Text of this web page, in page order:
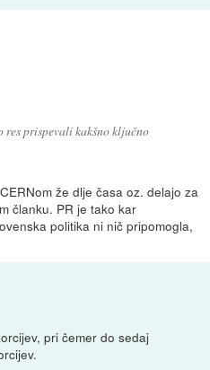
res prispevali kakšno ključno
že dlje časa oz. delajo za
članku. PR je tako kar
politika ni nič pripomogla,
pri čemer do sedaj